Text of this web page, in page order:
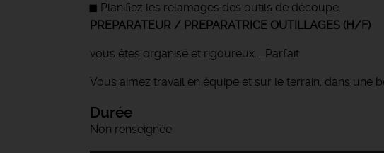
Planifiez les relamages des outils de découpe.
PREPARATEUR / PREPARATRICE OUTILLAGES (H/F)
vous êtes organisé et rigoureux.....Parfait
Vous aimez travail en équipe et sur le terrain, dans une
Durée
Non renseignée